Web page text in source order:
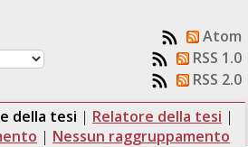
Atom
RSS 1.0
RSS 2.0
della tesi | Relatore della tesi |
| Nessun raggruppamento